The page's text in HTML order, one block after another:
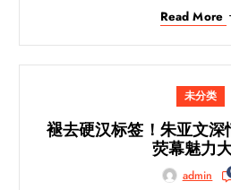
Read More
未分类
褪去硬汉标签！朱亚文
荧幕魅力
admin